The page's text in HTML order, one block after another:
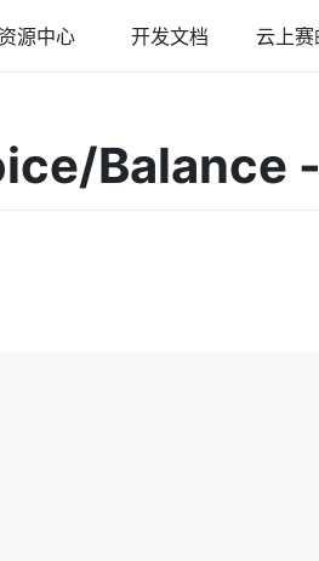
资源中心 开发文档 云上赛
送平台
多媒
图文彩
理平台
游戏
激活提
Balance